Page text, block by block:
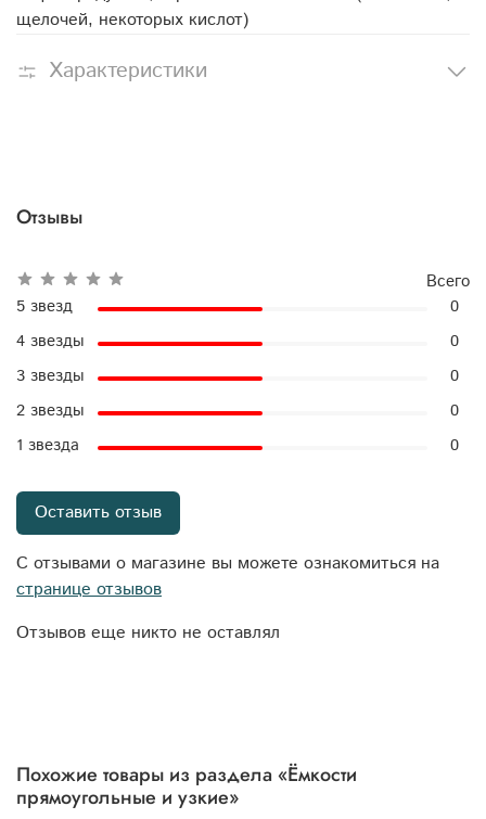
щелочей, некоторых кислот)
Характеристики
Отзывы
Отзывов еще никто не оставлял
Всего
5 звезд
0
4 звезды
0
3 звезды
0
2 звезды
0
1 звезда
0
Оставить отзыв
С отзывами о магазине вы можете ознакомиться на
странице отзывов
Похожие товары из раздела «Ёмкости
прямоугольные и узкие»